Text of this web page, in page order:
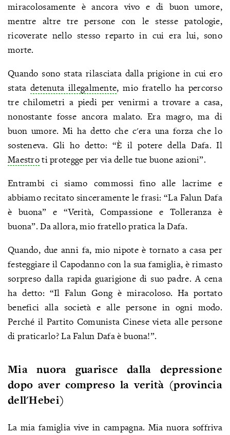
miracolosamente è ancora vivo e di buon umore,
mentre altre tre persone con le stesse patologie,
ricoverate nello stesso reparto in cui era lui, sono
morte.
Quando sono stata rilasciata dalla prigione in cui ero
statadetenuta illegalmente, mio fratello ha percorso
tre chilometri a piedi per venirmi a trovare a casa,
nonostante fosse ancora malato. Era magro, ma di
buon umore. Mi ha detto che c'era una forza che lo
sosteneva. Gli ho detto: “È il potere della Dafa. Il
Maestroti protegge per via delle tue buone azioni”.
Entrambi ci siamo commossi fino alle lacrime e
abbiamo recitato sinceramente le frasi: “La Falun Dafa
è buona” e “Verità, Compassione e Tolleranza è
buona”. Da allora, mio fratello pratica la Dafa.
Quando, due anni fa, mio nipote è tornato a casa per
festeggiare il Capodanno con la sua famiglia, è rimasto
sorpreso dalla rapida guarigione di suo padre. A cena
ha detto: “Il Falun Gong è miracoloso. Ha portato
benefici alla società e alle persone in ogni modo.
Perché il Partito Comunista Cinese vieta alle persone
di praticarlo? La Falun Dafa è buona!”.
Mia nuora guarisce dalla depressione
dopo aver compreso la verità (provincia
dell'Hebei)
La mia famiglia vive in campagna. Mia nuora soffriva